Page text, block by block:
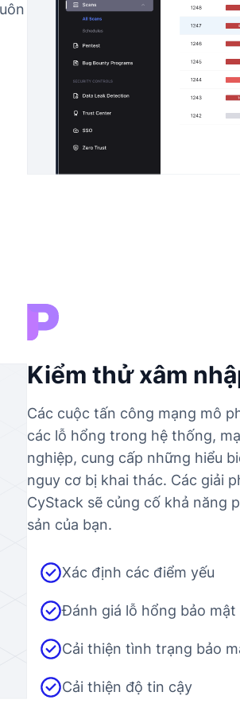
Kiểm thử xâm
Các cuộc tấn công mạng mô
các lỗ hổng trong hệ thống,
nghiệp, cung cấp những hiểu
nguy cơ bị khai thác. Các giải
CyStack sẽ củng cố khả năng
sản của bạn.
Xác định các điểm yếu
Đánh giá lỗ hổng bảo mật
Cải thiện tình trạng bảo
Cải thiện độ tin cậy